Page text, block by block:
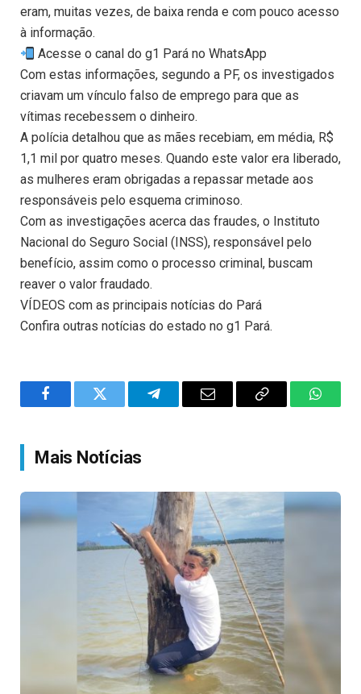
eram, muitas vezes, de baixa renda e com pouco acesso
à informação.
Acesse o canal do g1 Pará no WhatsApp
Com estas informações, segundo a PF, os investigados
criavam um vínculo falso de emprego para que as
vítimas recebessem o dinheiro.
A polícia detalhou que as mães recebiam, em média, R$
1,1 mil por quatro meses. Quando este valor era liberado,
as mulheres eram obrigadas a repassar metade aos
responsáveis pelo esquema criminoso.
Com as investigações acerca das fraudes, o Instituto
Nacional do Seguro Social (INSS), responsável pelo
benefício, assim como o processo criminal, buscam
reaver o valor fraudado.
VÍDEOS com as principais notícias do Pará
Confira outras notícias do estado no g1 Pará.
FacebookTwitter TelegramEmail
Copy
Mais Notícias